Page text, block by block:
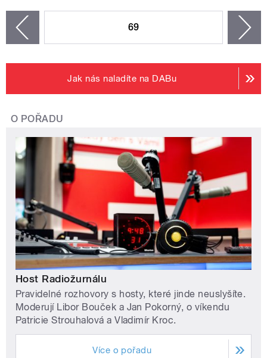
69
Jak nás naladíte na DABu
O POŘADU
Host Radiožurnálu
Pravidelné rozhovory s hosty, které jinde neuslyšíte.
Moderují Libor Bouček a Jan Pokorný, o víkendu
Patricie Strouhalová a Vladimír Kroc.
Více o pořadu